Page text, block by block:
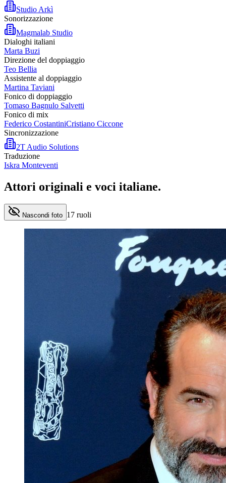
Studio Arkì
Sonorizzazione
Magmalab Studio
Dialoghi italiani
Marta Buzi
Direzione del doppiaggio
Teo Bellia
Assistente al doppiaggio
Martina Taviani
Fonico di doppiaggio
Tomaso Bagnulo Salvetti
Fonico di mix
Federico CostantiniCristiano Ciccone
Sincronizzazione
2T Audio Solutions
Traduzione
Iskra Monteventi
Attori originali e voci italiane.
Nascondi foto 17 ruoli